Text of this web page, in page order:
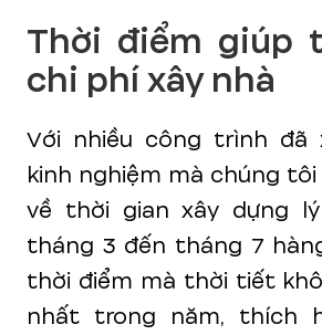
Thời điểm giúp
chi phí xây nhà
Với nhiều công trình đã
kinh nghiệm mà chúng
về thời gian xây dựng
tháng 3 đến tháng 7
thời điểm mà thời tiết
nhất trong năm, thích